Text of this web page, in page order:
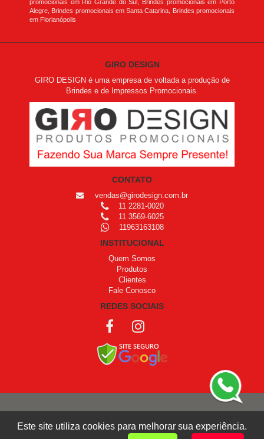
promocionais em Rio Grande do Sul, Brindes promocionais em Porto
Alegre, Brindes promocionais em Santa Catarina, Brindes promocionais
em Florianópolis
GIRO DESIGN
GIRO DESIGN é uma empresa de voltada a produção de
Brindes e de Impressos Promocionais.
CONTATO
vendas@girodesign.com.br
11 2281-0020
11 3569-6025
11963163108
INSTITUCIONAL
Quem Somos
Produtos
Clientes
Fale Conosco
REDES SOCIAIS
Giro Design
Este site utiliza cookies para melhorar sua experiência.